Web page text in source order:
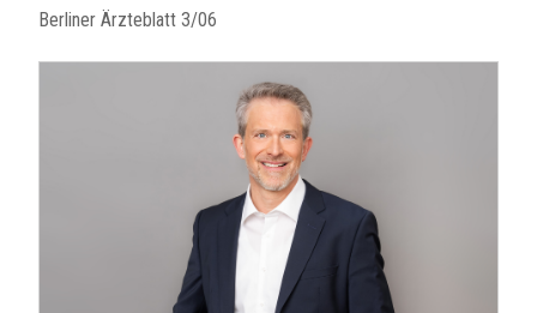
Berliner Ärzteblatt 3/06